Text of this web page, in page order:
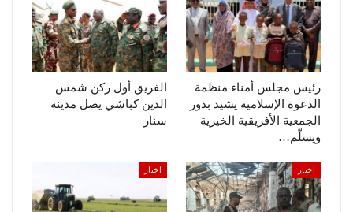
رئيس مجلس أمناء منظمة
الدعوة الإسلامية يشيد بدور
الجمعية الأفريقية الخيرية
ويسلّم…
الفريق أول ركن شمس
الدين كباشي يصل مدينة
سنار
اخبار اخبار